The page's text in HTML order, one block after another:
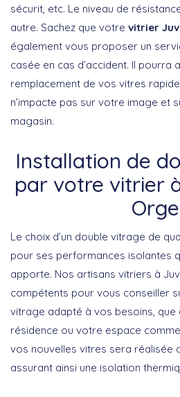
sécurit, etc. Le niveau de
autre. Sachez que votre vitrier
également vous proposer un
casée en cas d’accident. Il pourra
remplacement de vos vitres
n’impacte pas sur votre image et
magasin.
Installation de
par votre vitrier
Orge
Le choix d’un double vitrage de
pour ses performances isolantes
apporte. Nos artisans vitriers à
compétents pour vous conseiller
vitrage adapté à vos besoins,
résidence ou votre espace
vos nouvelles vitres sera réalisée
assurant ainsi une isolation